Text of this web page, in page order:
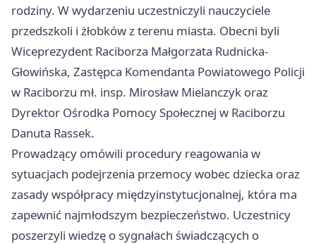
rodziny. W wydarzeniu uczestniczyli nauczyciele
przedszkoli i żłobków z terenu miasta. Obecni byli
Wiceprezydent Raciborza Małgorzata Rudnicka-
Głowińska, Zastępca Komendanta Powiatowego Policji
w Raciborzu mł. insp. Mirosław Mielanczyk oraz
Dyrektor Ośrodka Pomocy Społecznej w Raciborzu
Danuta Rassek.
Prowadzący omówili procedury reagowania w
sytuacjach podejrzenia przemocy wobec dziecka oraz
zasady współpracy międzyinstytucjonalnej, która ma
zapewnić najmłodszym bezpieczeństwo. Uczestnicy
poszerzyli wiedzę o sygnałach świadczących o